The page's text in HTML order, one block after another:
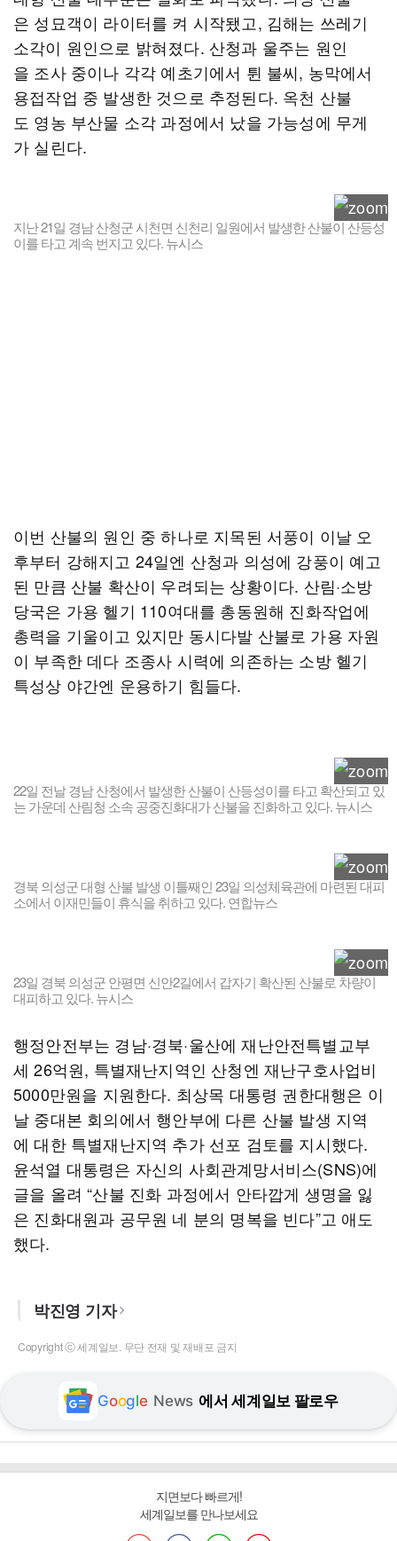
은 성묘객이 라이터를 켜 시작됐고, 김해는 쓰레기
소각이 원인으로 밝혀졌다. 산청과 울주는 원인
을 조사 중이나 각각 예초기에서 튄 불씨, 농막에서
용접작업 중 발생한 것으로 추정된다. 옥천 산불
도 영농 부산물 소각 과정에서 났을 가능성에 무게
가 실린다.
지난 21일 경남 산청군 시천면 신천리 일원에서 발생한 산불이 산등성
이를 타고 계속 번지고 있다. 뉴시스
이번 산불의 원인 중 하나로 지목된 서풍이 이날 오
후부터 강해지고 24일엔 산청과 의성에 강풍이 예고
된 만큼 산불 확산이 우려되는 상황이다. 산림·소방
당국은 가용 헬기 110여대를 총동원해 진화작업에
총력을 기울이고 있지만 동시다발 산불로 가용 자원
이 부족한 데다 조종사 시력에 의존하는 소방 헬기
특성상 야간엔 운용하기 힘들다.
22일 전날 경남 산청에서 발생한 산불이 산등성이를 타고 확산되고 있
는 가운데 산림청 소속 공중진화대가 산불을 진화하고 있다. 뉴시스
경북 의성군 대형 산불 발생 이틀째인 23일 의성체육관에 마련된 대피
소에서 이재민들이 휴식을 취하고 있다. 연합뉴스
23일 경북 의성군 안평면 신안2길에서 갑자기 확산된 산불로 차량이
대피하고 있다. 뉴시스
행정안전부는 경남·경북·울산에 재난안전특별교부
세 26억원, 특별재난지역인 산청엔 재난구호사업비
5000만원을 지원한다. 최상목 대통령 권한대행은 이
날 중대본 회의에서 행안부에 다른 산불 발생 지역
에 대한 특별재난지역 추가 선포 검토를 지시했다.
윤석열 대통령은 자신의 사회관계망서비스(SNS)에
글을 올려 “산불 진화 과정에서 안타깝게 생명을 잃
은 진화대원과 공무원 네 분의 명복을 빈다”고 애도
했다.
박진영 기자
Copyright ⓒ 세계일보. 무단 전재 및 재배포 금지
Google News 에서 세계일보 팔로우
지면보다 빠르게!
세계일보를 만나보세요